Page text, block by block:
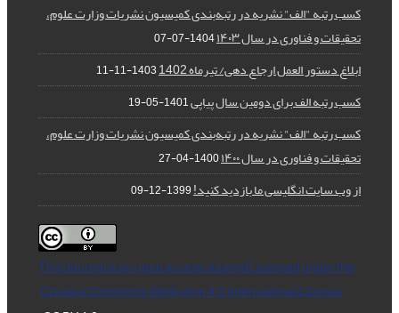
کسب رتبه "الف" نشریه در رتبه‌بندی کمیسیون نشریات وزارت علوم،
تحقیقات و فناوری در سال ۱۴۰۳
1404-07-07
ابلاغ دستور العمل ارجاع دهی/ تیرماه 1402 1403-11-11
کسب رتبه الف برای دومین سال پیاپی1401-05-19
کسب رتبه "الف" نشریه در رتبه‌بندی کمیسیون نشریات وزارت علوم،
تحقیقات و فناوری در سال ۱۴۰۰
1400-04-27
از وب سایت انگلیسی ما بازدید کنید!1399-12-09
This Journal is an open access Journal Licensedunder the
Creative Commons Attribution 4.0 International License